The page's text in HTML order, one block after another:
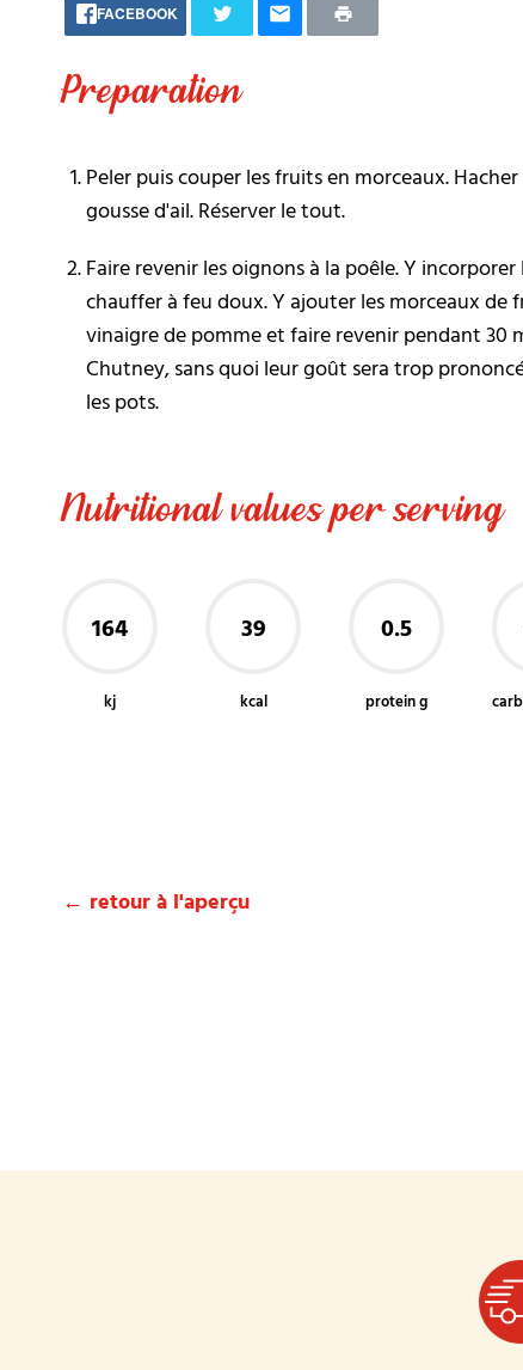
FACEBOOK
Preparation
Peler puis couper les fruits en morceaux.
gousse d'ail. Réserver le tout.
Faire revenir les oignons à la poêle. Y
chauffer à feu doux. Y ajouter les morceaux de
vinaigre de pomme et faire revenir pendant 30
Chutney, sans quoi leur goût sera trop
les pots.
Nutritional values per serving
164
kj
39
kcal
0.5
protein g
← retour à l'aperçu